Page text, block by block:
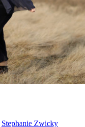
Stephanie Zwicky